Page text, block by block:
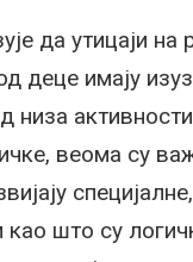
да утицаји на
деце имају
низа
веома су
као што су